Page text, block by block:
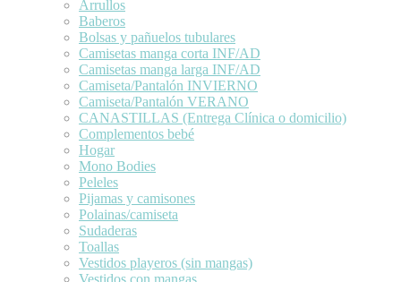
Arrullos
Baberos
Bolsas y pañuelos tubulares
Camisetas manga corta INF/AD
Camisetas manga larga INF/AD
Camiseta/Pantalón INVIERNO
Camiseta/Pantalón VERANO
CANASTILLAS (Entrega Clínica o domicilio)
Complementos bebé
Hogar
Mono Bodies
Peleles
Pijamas y camisones
Polainas/camiseta
Sudaderas
Toallas
Vestidos playeros (sin mangas)
Vestidos con mangas